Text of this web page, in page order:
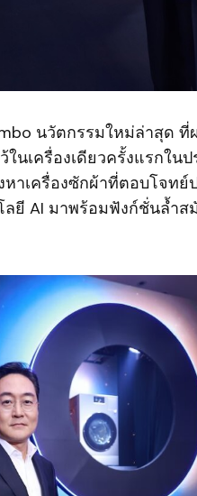
นวัตกรรมใหม่ล่าสุด
นเครื่องเดียวครั้งแรกใน
าเครื่องซักผ้าที่ตอบโจท
ลยี AI มาพร้อมฟังก์ชั่นล้ำส